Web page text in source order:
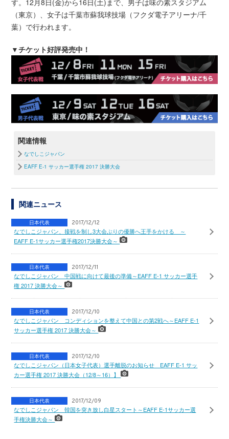
す。12月8日(金)から16日(土)まで、男子は味の素スタジアム
（東京）、女子は千葉市蘇我球技場（フクダ電子アリーナ/千
葉）で行われます。
▼チケット好評発売中！
関連情報
なでしこジャパン
EAFF E-1 サッカー選手権 2017 決勝大会
関連ニュース
日本代表 2017/12/12
なでしこジャパン、接戦を制し3大会ぶりの優勝へ王手をかける ～
EAFF E-1サッカー選手権2017決勝大会～
日本代表 2017/12/11
なでしこジャパン 中国戦に向けて最後の準備～EAFF E-1 サッカー選手
権 2017 決勝大会～
日本代表 2017/12/10
なでしこジャパン コンディションを整えて中国との第2戦へ～EAFF E-1
サッカー選手権 2017 決勝大会～
日本代表 2017/12/10
なでしこジャパン（日本女子代表）選手離脱のお知らせ EAFF E-1 サッ
カー選手権 2017 決勝大会（12/8～16）】
日本代表 2017/12/09
なでしこジャパン 韓国を突き放し白星スタート～EAFF E-1サッカー選
手権決勝大会～